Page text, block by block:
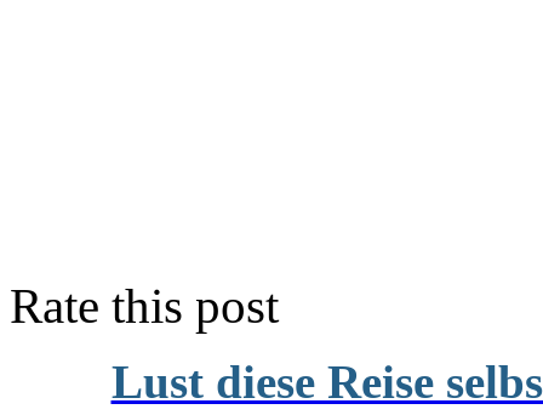
Rate this post
Lust diese Reise